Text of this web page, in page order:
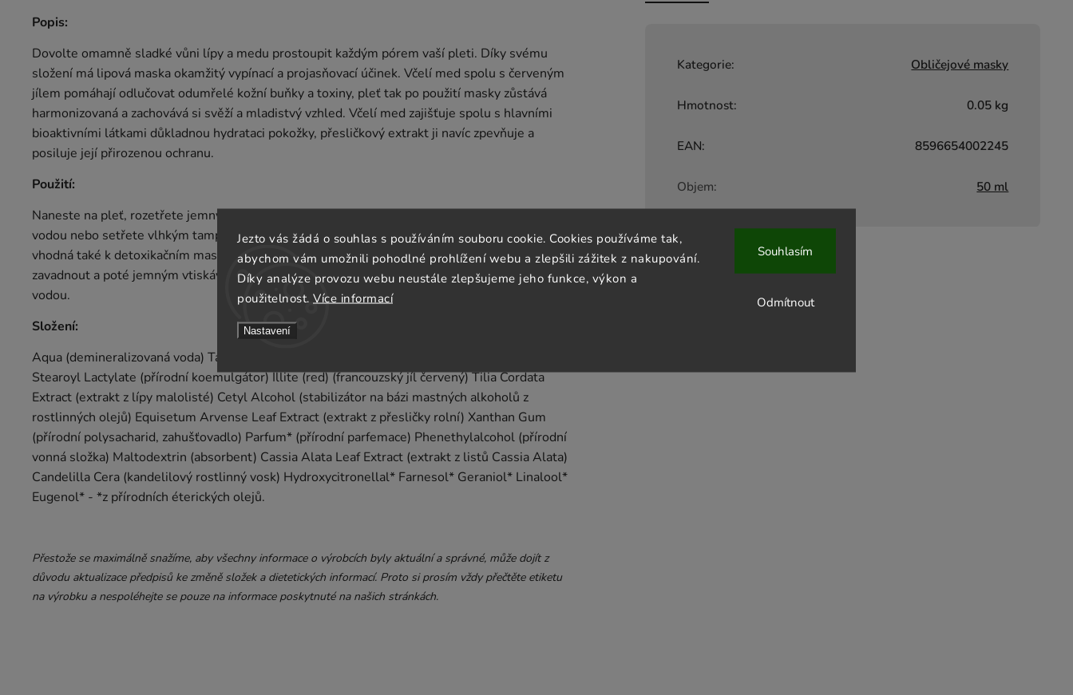
Jezto vás žádá o souhlas s používáním souboru cookie. Cookies používáme tak,
abychom vám umožnili pohodlné prohlížení webu a zlepšili zážitek z nakupování.
Díky analýze provozu webu neustále zlepšujeme jeho funkce, výkon a
použitelnost. Více informací
Nastavení
Odmítnout
Souhlasím
Popis:
Dovolte omamně sladké vůni lípy a medu prostoupit každým pórem vaší pleti. Díky svému
složení má lipová maska okamžitý vypínací a projasňovací účinek. Včelí med spolu s červeným
jílem pomáhají odlučovat odumřelé kožní buňky a toxiny, pleť tak po použití masky zůstává
harmonizovaná a zachovává si svěží a mladistvý vzhled. Včelí med zajišťuje spolu s hlavními
bioaktivními látkami důkladnou hydrataci pokožky, přesličkový extrakt ji navíc zpevňuje a
posiluje její přirozenou ochranu.
Použití:
Naneste na pleť, rozetřete jemnými krouživými pohyby a nechte působit 10–15 minut. Smyjte
vodou nebo setřete vlhkým tamponem. Dočistěte pleťovou nebo květovou vodou. Maska je
vhodná také k detoxikačním masážím. Při nich naneste masku v silnější vrstvě, nechte chvíli
zavadnout a poté jemným vtiskáváním a „odlepováním“ dlaní proveďte masáž. Nakonec smyjte
vodou.
Složení:
Aqua (demineralizovaná voda) Talc (talek) Glycerin (hydratační látka) Mel (včelí med) Sodium
Stearoyl Lactylate (přírodní koemulgátor) Illite (red) (francouzský jíl červený) Tilia Cordata
Extract (extrakt z lípy malolisté) Cetyl Alcohol (stabilizátor na bázi mastných alkoholů z
rostlinných olejů) Equisetum Arvense Leaf Extract (extrakt z přesličky rolní) Xanthan Gum
(přírodní polysacharid, zahušťovadlo) Parfum* (přírodní parfemace) Phenethylalcohol (přírodní
vonná složka) Maltodextrin (absorbent) Cassia Alata Leaf Extract (extrakt z listů Cassia Alata)
Candelilla Cera (kandelilový rostlinný vosk) Hydroxycitronellal* Farnesol* Geraniol* Linalool*
Eugenol* - *z přírodních éterických olejů.
Přestože se maximálně snažíme, aby všechny informace o výrobcích byly aktuální a správné, může dojít z
důvodu aktualizace předpisů ke změně složek a dietetických informací. Proto si prosím vždy přečtěte etiketu
na výrobku a nespoléhejte se pouze na informace poskytnuté na našich stránkách.
Kategorie: Obličejové masky
Hmotnost: 0.05 kg
EAN: 8596654002245
Objem: 50 ml